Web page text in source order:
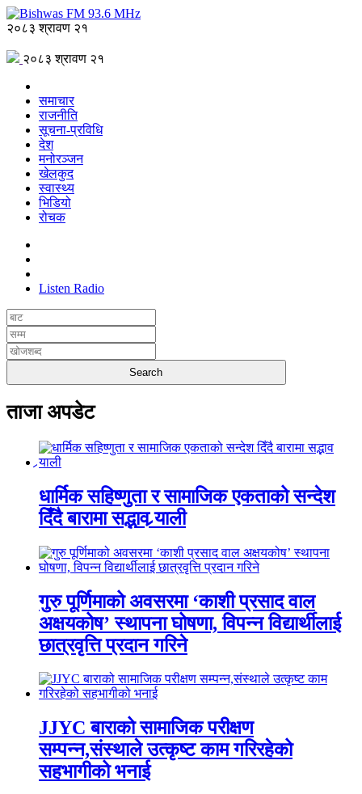
२०८३ श्रावण २१
२०८३ श्रावण २१
समाचार
राजनीति
सूचना-प्रविधि
देश
मनोरञ्जन
खेलकुद
स्वास्थ्य
भिडियो
रोचक
Listen Radio
ताजा अपडेट
धार्मिक सहिष्णुता र सामाजिक एकताको सन्देश
दिँदै बारामा सद्भाव र्‍याली
गुरु पूर्णिमाको अवसरमा ‘काशी प्रसाद वाल
अक्षयकोष’ स्थापना घोषणा, विपन्न विद्यार्थीलाई
छात्रवृत्ति प्रदान गरिने
JJYC बाराको सामाजिक परीक्षण
सम्पन्न,संस्थाले उत्कृष्ट काम गरिरहेको
सहभागीको भनाई